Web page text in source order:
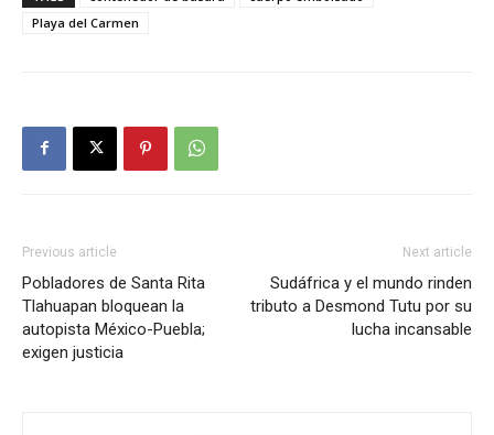
Playa del Carmen
Previous article
Pobladores de Santa Rita
Tlahuapan bloquean la
autopista México-Puebla;
exigen justicia
Next article
Sudáfrica y el mundo rinden
tributo a Desmond Tutu por su
lucha incansable